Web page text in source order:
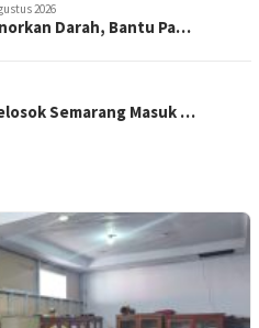
2026
Darah, Bantu Pa…
Semarang Masuk …